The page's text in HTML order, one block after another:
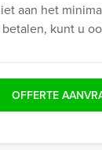
aan het
kunt u
OFFERTE